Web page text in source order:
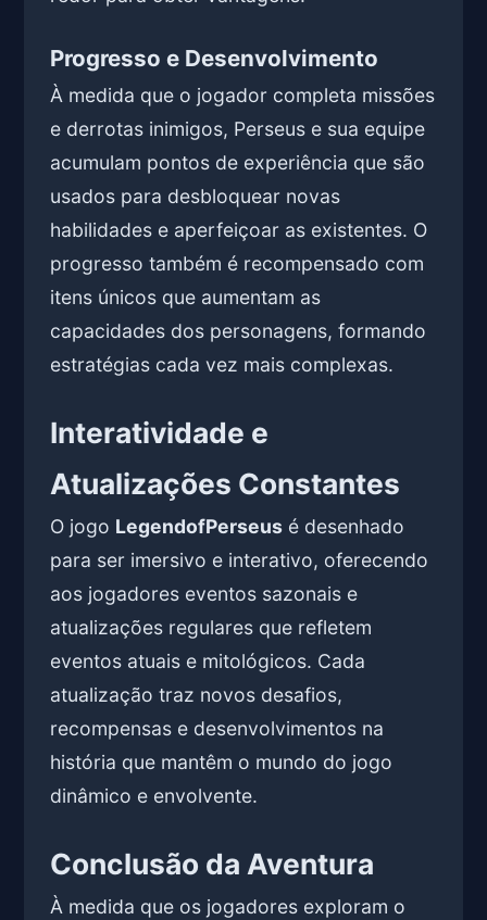
Progresso e Desenvolvimento
À medida que o jogador completa missões
e derrotas inimigos, Perseus e sua equipe
acumulam pontos de experiência que são
usados para desbloquear novas
habilidades e aperfeiçoar as existentes. O
progresso também é recompensado com
itens únicos que aumentam as
capacidades dos personagens, formando
estratégias cada vez mais complexas.
Interatividade e
Atualizações Constantes
O jogo LegendofPerseus é desenhado
para ser imersivo e interativo, oferecendo
aos jogadores eventos sazonais e
atualizações regulares que refletem
eventos atuais e mitológicos. Cada
atualização traz novos desafios,
recompensas e desenvolvimentos na
história que mantêm o mundo do jogo
dinâmico e envolvente.
Conclusão da Aventura
À medida que os jogadores exploram o